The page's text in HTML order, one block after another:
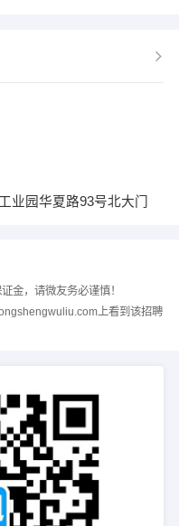
业园华夏路93号北大门
金，请微友务必谨慎！
上看到该招聘